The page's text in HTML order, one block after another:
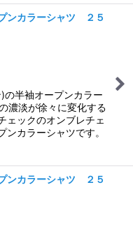
ンカラーシャツ ２５
の半袖オープンカラー
濃淡が徐々に変化する
ェックのオンブレチェ
ンカラーシャツです。
ンカラーシャツ ２５